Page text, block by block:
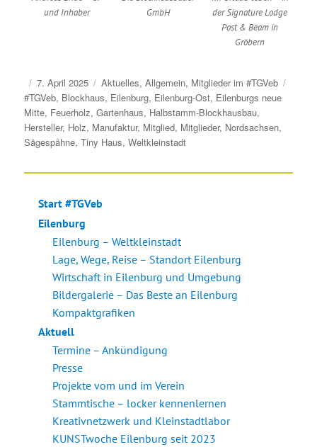
und Inhaber
GmbH
der Signature Lodge
Post & Beam in
Gröbern
Veröffentlicht
am
7. April 2025 Kategorien
Aktuelles,Allgemein, Mitglieder im #TGVeb
#TGVeb, Blockhaus, Eilenburg, Eilenburg-Ost, Eilenburgs neue
Mitte, Feuerholz,Gartenhaus, Halbstamm-Blockhausbau,
Hersteller, Holz, Manufaktur, Mitglied, Mitglieder, Nordsachsen,
Sägespähne,Tiny Haus,Weltkleinstadt
Start #TGVeb
Eilenburg
Eilenburg – Weltkleinstadt
Lage, Wege, Reise – Standort Eilenburg
Wirtschaft in Eilenburg und Umgebung
Bildergalerie – Das Beste an Eilenburg
Kompaktgrafiken
Aktuell
Termine – Ankündigung
Presse
Projekte vom und im Verein
Stammtische – locker kennenlernen
Kreativnetzwerk und Kleinstadtlabor
KUNSTwoche Eilenburg seit 2023